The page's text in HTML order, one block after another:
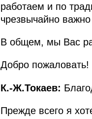
работаем и по
чрезвычайно
В общем, мы Вас
Добро пожаловать!
К.-Ж.Токаев:
Прежде всего я